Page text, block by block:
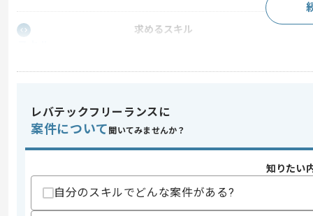
求めるスキル
・詳細設計のご経験
・コンテンツ管理システム（CMS）の
レバテックフリーランスに
案件について 聞いてみませんか？
知りたい
自分のスキルでどんな案件がある?